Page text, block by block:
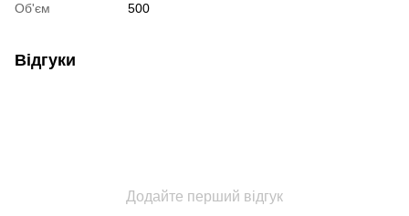
Об'єм
500
Відгуки
Додайте перший відгук